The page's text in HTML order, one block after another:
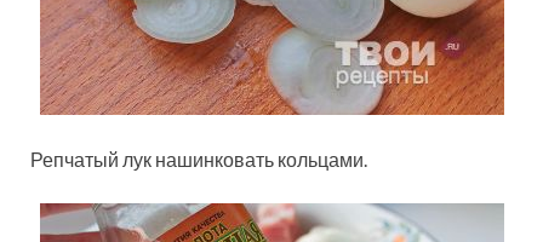
Репчатый лук нашинковать кольцами.